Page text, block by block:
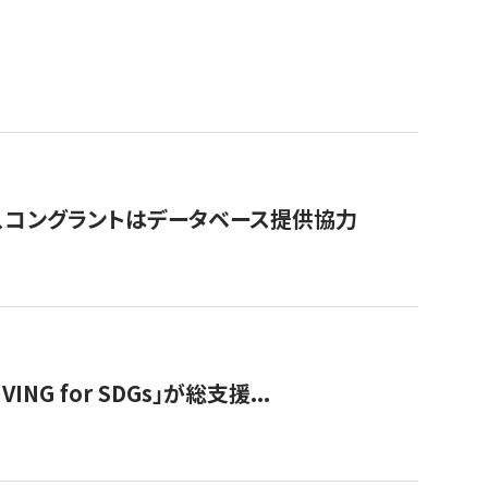
ングラントはデータベース提供協力
for SDGs」が総支援...